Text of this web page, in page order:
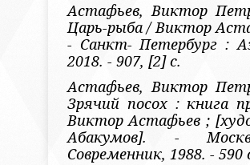
Астафьев, Виктор
Царь-рыба / Виктор
- Санкт- Петербург :
2018. - 907, [2] с.
Астафьев, Виктор
Зрячий посох : книга
Виктор Астафьев ;
Абакумов]. -
Современник, 1988. - 590